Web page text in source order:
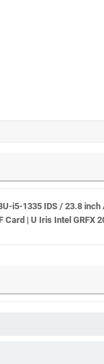
i5-1335 IDS / 23.8
Card | U Iris Intel GRFX